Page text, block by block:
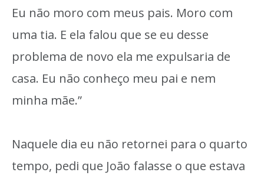
Eu não moro com meus pais. Moro com
uma tia. E ela falou que se eu desse
problema de novo ela me expulsaria de
casa. Eu não conheço meu pai e nem
minha mãe.”
Naquele dia eu não retornei para o quarto
tempo, pedi que João falasse o que estava